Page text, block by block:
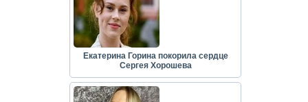
Екатерина Горина покорила сердце
Сергея Хорошева